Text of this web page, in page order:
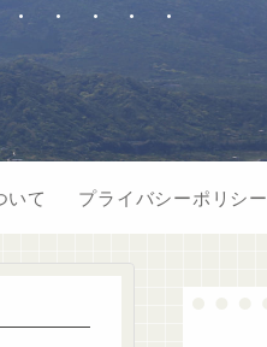
いて プライバシーポリシー